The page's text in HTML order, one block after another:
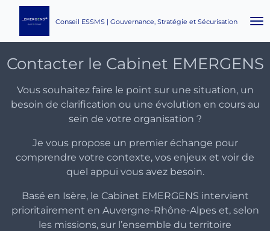
contenu
principal
Conseil ESSMS | Gouvernance, Stratégie et Sécurisation
Contacter le Cabinet EMERGENS
Vous souhaitez faire le point sur une situation, un
besoin de clarification ou une évolution en cours au
sein de votre organisation ?
Je vous propose un premier échange pour
comprendre votre contexte, vos enjeux et voir de
quel appui vous avez besoin.
Basé en Isère, le Cabinet EMERGENS intervient
prioritairement en Auvergne-Rhône-Alpes et, selon
les missions, sur l’ensemble du territoire